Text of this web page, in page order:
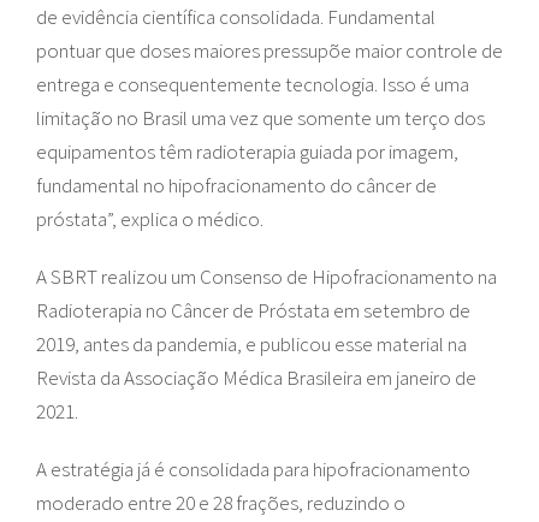
de evidência científica consolidada. Fundamental
pontuar que doses maiores pressupõe maior controle de
entrega e consequentemente tecnologia. Isso é uma
limitação no Brasil uma vez que somente um terço dos
equipamentos têm radioterapia guiada por imagem,
fundamental no hipofracionamento do câncer de
próstata”, explica o médico.
A SBRT realizou um Consenso de Hipofracionamento na
Radioterapia no Câncer de Próstata em setembro de
2019, antes da pandemia, e publicou esse material na
Revista da Associação Médica Brasileira em janeiro de
2021.
A estratégia já é consolidada para hipofracionamento
moderado entre 20 e 28 frações, reduzindo o